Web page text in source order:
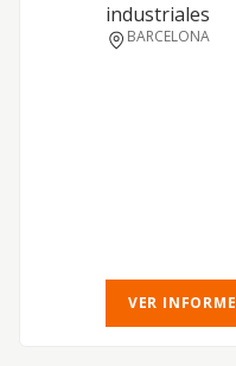
industriales
BARCELONA
VER INFORME